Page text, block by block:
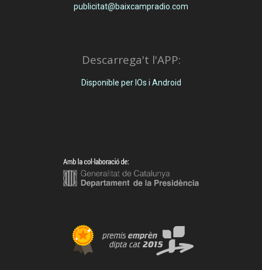
publicitat@baixcampradio.com
Descarrega't l'APP:
Disponible per IOs i Android